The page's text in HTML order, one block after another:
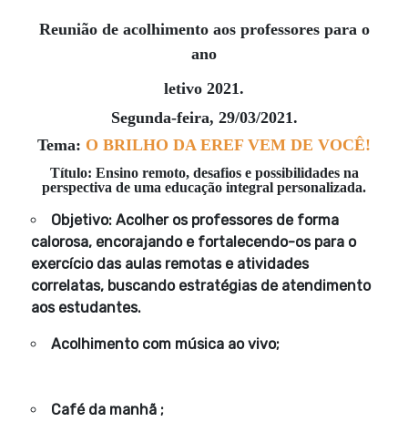
Reunião de acolhimento aos professores para o
ano
letivo 2021.
Segunda-feira, 29/03/2021.
Tema: O BRILHO DA EREF VEM DE VOCÊ!
Título: Ensino remoto, desafios e possibilidades na
perspectiva de uma educação integral personalizada.
Objetivo: Acolher os professores de forma
calorosa, encorajando e fortalecendo-os para o
exercício das aulas remotas e atividades
correlatas, buscando estratégias de atendimento
aos estudantes.
Acolhimento com música ao vivo;
Café da manhã ;